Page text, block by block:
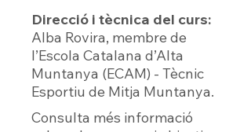
Direcció i tècnica del curs:
Alba Rovira, membre de
l’Escola Catalana d’Alta
Muntanya (ECAM) - Tècnic
Esportiu de Mitja Muntanya.
Consulta més informació